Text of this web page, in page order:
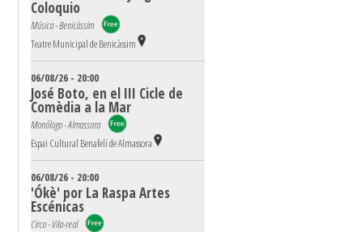
Coloquio
Música - Benicàssim
Teatre Municipal de Benicàssim
06/08/26 - 20:00
José Boto, en el III Cicle de
Comèdia a la Mar
Monólogo - Almassora
Espai Cultural Benafelí de Almassora
06/08/26 - 20:00
'Ókè' por La Raspa Artes
Escénicas
Circo - Vila-real